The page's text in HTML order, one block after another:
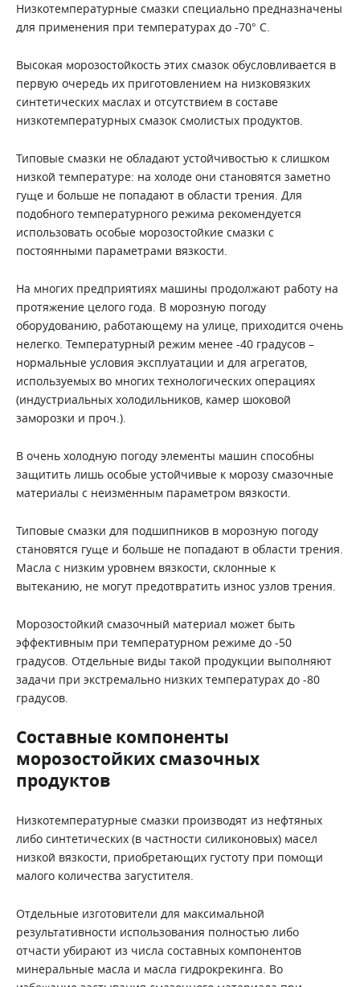
Низкотемпературные смазки специально предназначены
для применения при температурах до -70° С.
Высокая морозостойкость этих смазок обусловливается в
первую очередь их приготовлением на низковязких
синтетических маслах и отсутствием в составе
низкотемпературных смазок смолистых продуктов.
Типовые смазки не обладают устойчивостью к слишком
низкой температуре: на холоде они становятся заметно
гуще и больше не попадают в области трения. Для
подобного температурного режима рекомендуется
использовать особые морозостойкие смазки с
постоянными параметрами вязкости.
На многих предприятиях машины продолжают работу на
протяжение целого года. В морозную погоду
оборудованию, работающему на улице, приходится очень
нелегко. Температурный режим менее -40 градусов –
нормальные условия эксплуатации и для агрегатов,
используемых во многих технологических операциях
(индустриальных холодильников, камер шоковой
заморозки и проч.).
В очень холодную погоду элементы машин способны
защитить лишь особые устойчивые к морозу смазочные
материалы с неизменным параметром вязкости.
Типовые смазки для подшипников в морозную погоду
становятся гуще и больше не попадают в области трения.
Масла с низким уровнем вязкости, склонные к
вытеканию, не могут предотвратить износ узлов трения.
Морозостойкий смазочный материал может быть
эффективным при температурном режиме до -50
градусов. Отдельные виды такой продукции выполняют
задачи при экстремально низких температурах до -80
градусов.
Составные компоненты
морозостойких смазочных
продуктов
Низкотемпературные смазки производят из нефтяных
либо синтетических (в частности силиконовых) масел
низкой вязкости, приобретающих густоту при помощи
малого количества загустителя.
Отдельные изготовители для максимальной
результативности использования полностью либо
отчасти убирают из числа составных компонентов
минеральные масла и масла гидрокрекинга. Во